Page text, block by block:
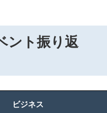
ント振り返
ビジネス